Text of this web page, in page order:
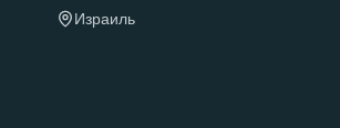
Израиль